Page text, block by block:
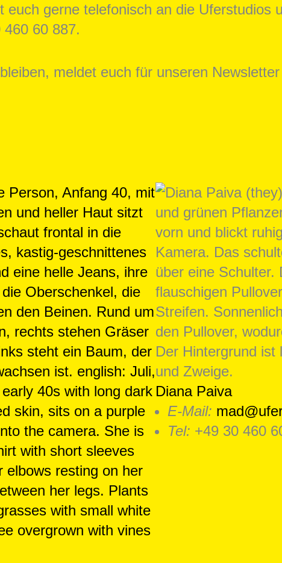
euch gerne telefonisch an die Uferstudios
60 887.
meldet euch für unseren
Diana Paiva
E-Mail:
Tel: +49 30 460